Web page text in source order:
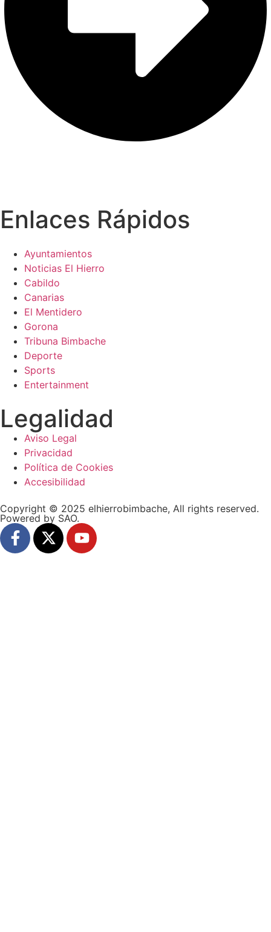
Enlaces Rápidos
Ayuntamientos
Noticias El Hierro
Cabildo
Canarias
El Mentidero
Gorona
Tribuna Bimbache
Deporte
Sports
Entertainment
Legalidad
Aviso Legal
Privacidad
Política de Cookies
Accesibilidad
Copyright © 2025 elhierrobimbache, All rights reserved.
Powered by SAO.